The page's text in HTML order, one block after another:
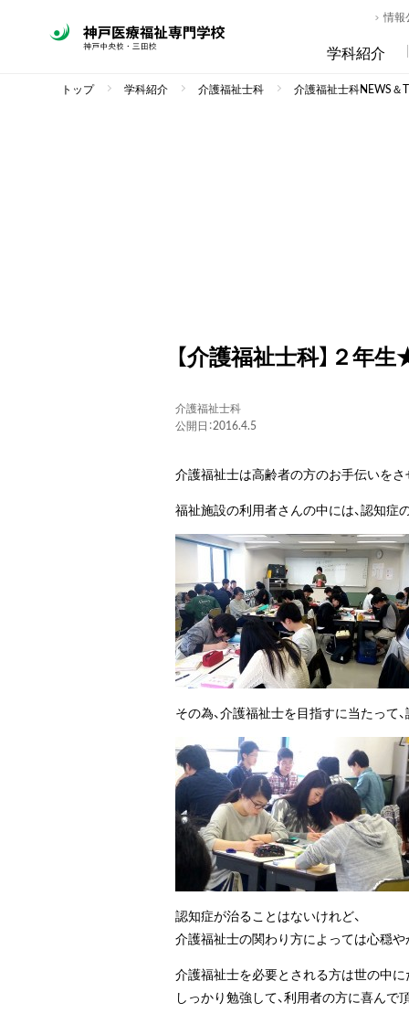
学科紹介
情報
トップ 学科紹介 介護福祉士科 介護福祉士科NEWS＆
【介護福祉士科】２年
介護福祉士科
公開日：2016.4.5
介護福祉士は高齢者の方のお手伝いを
福祉施設の利用者さんの中には、認知症
その為、介護福祉士を目指すに当たって
認知症が治ることはないけれど、
介護福祉士の関わり方によっては心穏や
介護福祉士を必要とされる方は世の中
しっかり勉強して、利用者の方に喜ん